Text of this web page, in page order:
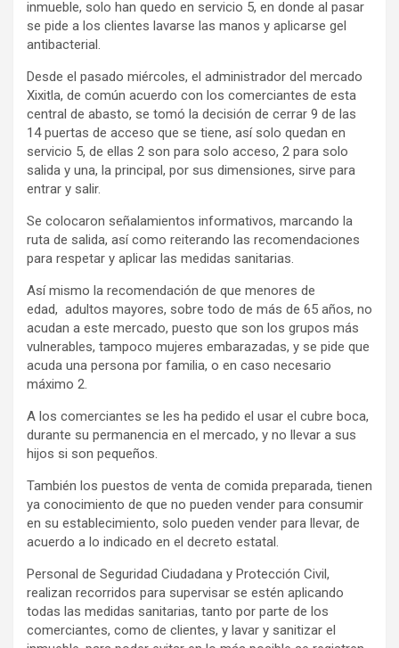
inmueble, solo han quedo en servicio 5, en donde al pasar
se pide a los clientes lavarse las manos y aplicarse gel
antibacterial.
Desde el pasado miércoles, el administrador del mercado
Xixitla, de común acuerdo con los comerciantes de esta
central de abasto, se tomó la decisión de cerrar 9 de las
14 puertas de acceso que se tiene, así solo quedan en
servicio 5, de ellas 2 son para solo acceso, 2 para solo
salida y una, la principal, por sus dimensiones, sirve para
entrar y salir.
Se colocaron señalamientos informativos, marcando la
ruta de salida, así como reiterando las recomendaciones
para respetar y aplicar las medidas sanitarias.
Así mismo la recomendación de que menores de
edad, adultos mayores, sobre todo de más de 65 años, no
acudan a este mercado, puesto que son los grupos más
vulnerables, tampoco mujeres embarazadas, y se pide que
acuda una persona por familia, o en caso necesario
máximo 2.
A los comerciantes se les ha pedido el usar el cubre boca,
durante su permanencia en el mercado, y no llevar a sus
hijos si son pequeños.
También los puestos de venta de comida preparada, tienen
ya conocimiento de que no pueden vender para consumir
en su establecimiento, solo pueden vender para llevar, de
acuerdo a lo indicado en el decreto estatal.
Personal de Seguridad Ciudadana y Protección Civil,
realizan recorridos para supervisar se estén aplicando
todas las medidas sanitarias, tanto por parte de los
comerciantes, como de clientes, y lavar y sanitizar el